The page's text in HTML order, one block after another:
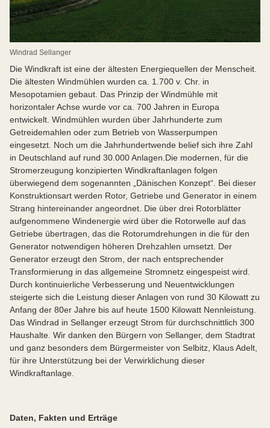
Windrad Sellanger
Die Windkraft ist eine der ältesten Energiequellen der Menscheit.
Die ältesten Windmühlen wurden ca. 1.700 v. Chr. in
Mesopotamien gebaut. Das Prinzip der Windmühle mit
horizontaler Achse wurde vor ca. 700 Jahren in Europa
entwickelt. Windmühlen wurden über Jahrhunderte zum
Getreidemahlen oder zum Betrieb von Wasserpumpen
eingesetzt. Noch um die Jahrhundertwende belief sich ihre Zahl
in Deutschland auf rund 30.000 Anlagen.Die modernen, für die
Stromerzeugung konzipierten Windkraftanlagen folgen
überwiegend dem sogenannten „Dänischen Konzept“. Bei dieser
Konstruktionsart werden Rotor, Getriebe und Generator in einem
Strang hintereinander angeordnet. Die über drei Rotorblätter
aufgenommene Windenergie wird über die Rotorwelle auf das
Getriebe übertragen, das die Rotorumdrehungen in die für den
Generator notwendigen höheren Drehzahlen umsetzt. Der
Generator erzeugt den Strom, der nach entsprechender
Transformierung in das allgemeine Stromnetz eingespeist wird.
Durch kontinuierliche Verbesserung und Neuentwicklungen
steigerte sich die Leistung dieser Anlagen von rund 30 Kilowatt zu
Anfang der 80er Jahre bis auf heute 1500 Kilowatt Nennleistung.
Das Windrad in Sellanger erzeugt Strom für durchschnittlich 300
Haushalte. Wir danken den Bürgern von Sellanger, dem Stadtrat
und ganz besonders dem Bürgermeister von Selbitz, Klaus Adelt,
für ihre Unterstützung bei der Verwirklichung dieser
Windkraftanlage.
Daten, Fakten und Erträge